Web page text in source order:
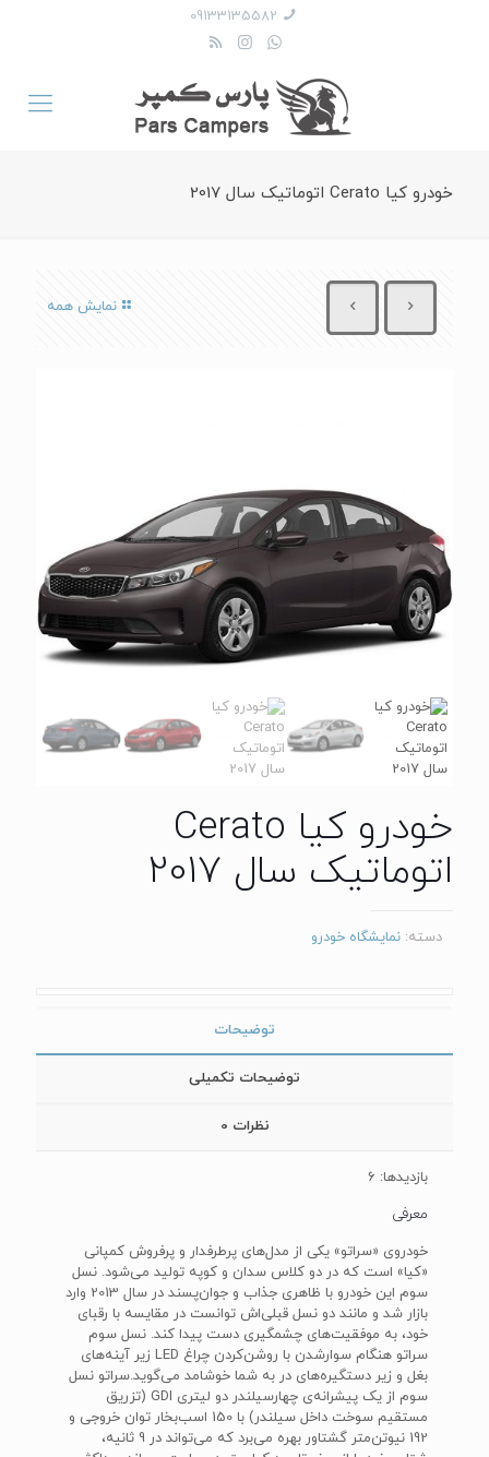
09133135582
خودرو کیا Cerato اتوماتیک سال 2017
نمایش همه
خودرو کیا Cerato
اتوماتیک سال 2017
دسته: نمایشگاه خودرو
توضیحات
توضیحات تکمیلی
نظرات 0
بازدیدها: 6
معرفی
خودروی «سراتو» یکی از مدل‌های پرطرفدار و پرفروش کمپانی
«کیا» است که در دو کلاس سدان و کوپه تولید می‌شود. نسل
سوم این خودرو با ظاهری جذاب و جوان‌پسند در سال 2013 وارد
بازار شد و مانند دو نسل قبلی‌اش توانست در مقایسه با رقبای
خود، به موفقیت‌های چشمگیری دست پیدا کند. نسل سوم
سراتو هنگام سوارشدن با روشن‌کردن چراغ‌ LED‌ زیر آینه‌های
بغل و زیر دستگیره‌های در به شما خوشامد می‌گوید.سراتو نسل
سوم از یک ‌پیشرانه‌ی چهارسیلندر دو لیتری GDI‌ (تزریق
مستقیم سوخت داخل سیلندر) با 150 اسب‌بخار توان خروجی و
192 نیوتن‌متر گشتاور بهره می‌برد که می‌تواند در 9 ثانیه،